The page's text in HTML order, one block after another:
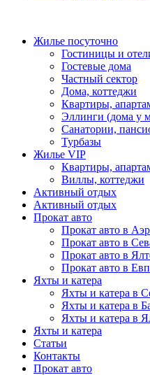
Жилье посуточно
Гостиницы и
Гостевые дома
Частный сектор
Дома, коттеджи
Квартиры,
Эллинги (дома у
Санатории,
Турбазы
Жилье VIP
Квартиры,
Виллы, коттеджи
Активный отдых
Активный отдых
Прокат авто
Прокат авто в
Прокат авто в
Прокат авто в
Прокат авто в
Яхты и катера
Яхты и катера в
Яхты и катера в
Яхты и катера в
Яхты и катера
Статьи
Контакты
Прокат авто